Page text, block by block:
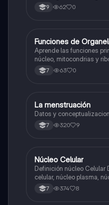
9 62 0
FBiologia
Funciones de
Aprende las funciones
núcleo, mitocondrias y
7 63 0
Biologia
La menstruación
Datos y
7 320 9
NBiologia
Núcleo Celular
Definición núcleo Celular Definición de: Membrana
celular, núcleo plasma,
Interfase Fases de la
7 374 8